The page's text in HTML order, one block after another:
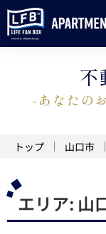
不
-あなたの
トップ 山口市
エリア: 山